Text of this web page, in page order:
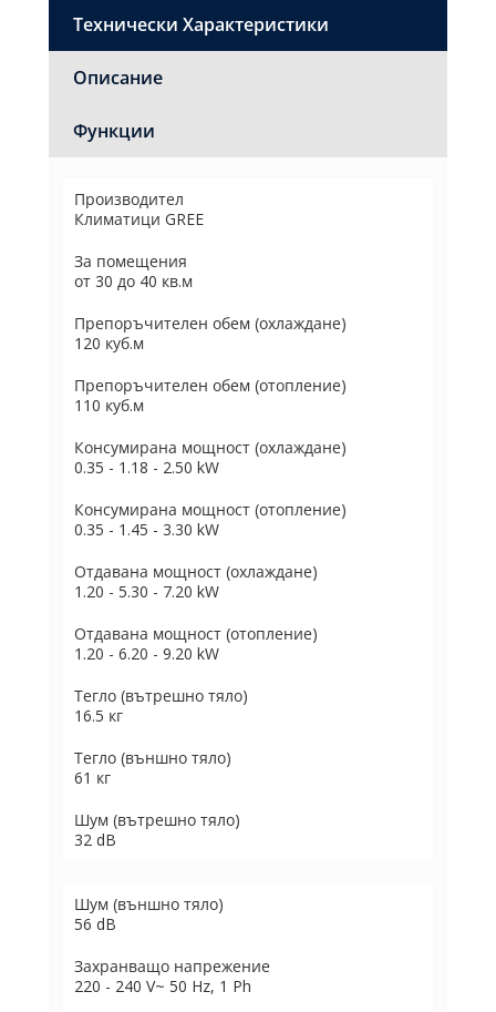
Технически Характеристики
Описание
Функции
Производител
Климатици GREE
За помещения
от 30 до 40 кв.м
Препоръчителен обем (охлаждане)
120 куб.м
Препоръчителен обем (отопление)
110 куб.м
Консумирана мощност (охлаждане)
0.35 - 1.18 - 2.50 kW
Консумирана мощност (отопление)
0.35 - 1.45 - 3.30 kW
Отдавана мощност (охлаждане)
1.20 - 5.30 - 7.20 kW
Отдавана мощност (отопление)
1.20 - 6.20 - 9.20 kW
Тегло (вътрешно тяло)
16.5 кг
Тегло (външно тяло)
61 кг
Шум (вътрешно тяло)
32 dB
Шум (външно тяло)
56 dB
Захранващо напрежение
220 - 240 V~ 50 Hz, 1 Ph